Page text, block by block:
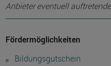
Anbieter eventuell
Fördermöglichkeiten
Bildungsgutschein